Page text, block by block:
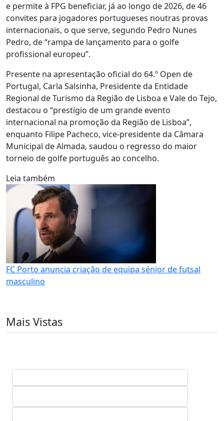
e permite à FPG beneficiar, já ao longo de 2026, de 46
convites para jogadores portugueses noutras provas
internacionais, o que serve, segundo Pedro Nunes
Pedro, de “rampa de lançamento para o golfe
profissional europeu”.
Presente na apresentação oficial do 64.º Open de
Portugal, Carla Salsinha, Presidente da Entidade
Regional de Turismo da Região de Lisboa e Vale do Tejo,
destacou o “prestígio de um grande evento
internacional na promoção da Região de Lisboa”,
enquanto Filipe Pacheco, vice-presidente da Câmara
Municipal de Almada, saudou o regresso do maior
torneio de golfe português ao concelho.
Leia também
FC Porto anuncia criação de equipa sénior de futsal
masculino
Mais Vistas